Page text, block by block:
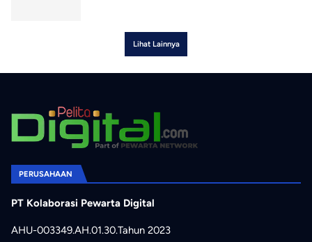
Lihat Lainnya
PERUSAHAAN
PT Kolaborasi Pewarta Digital
AHU-003349.AH.01.30.Tahun 2023